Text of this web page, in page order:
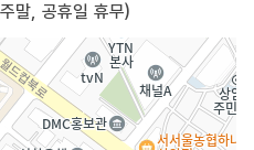
말, 공휴일 휴무)